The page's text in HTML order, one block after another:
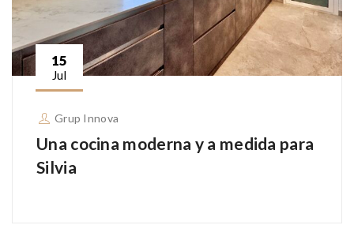
15
Jul
Grup Innova
Una cocina moderna y a medida para
Silvia